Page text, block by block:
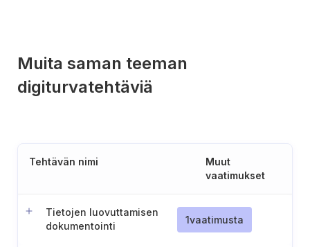
Muita saman teeman
digiturvatehtäviä
Tehtävän nimi
Muut
vaatimukset
Tietojen luovuttamisen
dokumentointi
1vaatimusta